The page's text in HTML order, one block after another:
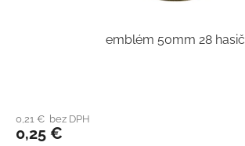
emblém 50mm 28 hasič
0,21 € bez DPH
0,25 €